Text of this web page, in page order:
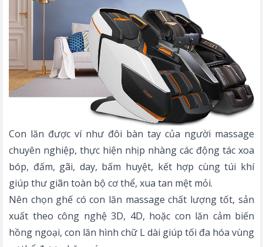
Con lăn được ví như đôi bàn tay của người massage
chuyên nghiệp, thực hiện nhịp nhàng các động tác xoa
bóp, đấm, gãi, day, bấm huyệt, kết hợp cùng túi khí
giúp thư giãn toàn bộ cơ thể, xua tan mệt mỏi.
Nên chọn ghế cócon lăn massage chất lượng tốt, sản
xuất theo công nghệ 3D, 4D, hoặc con lăn cảm biến
hồng ngoại, con lăn hình chữ L dài giúp tối đa hóa vùng